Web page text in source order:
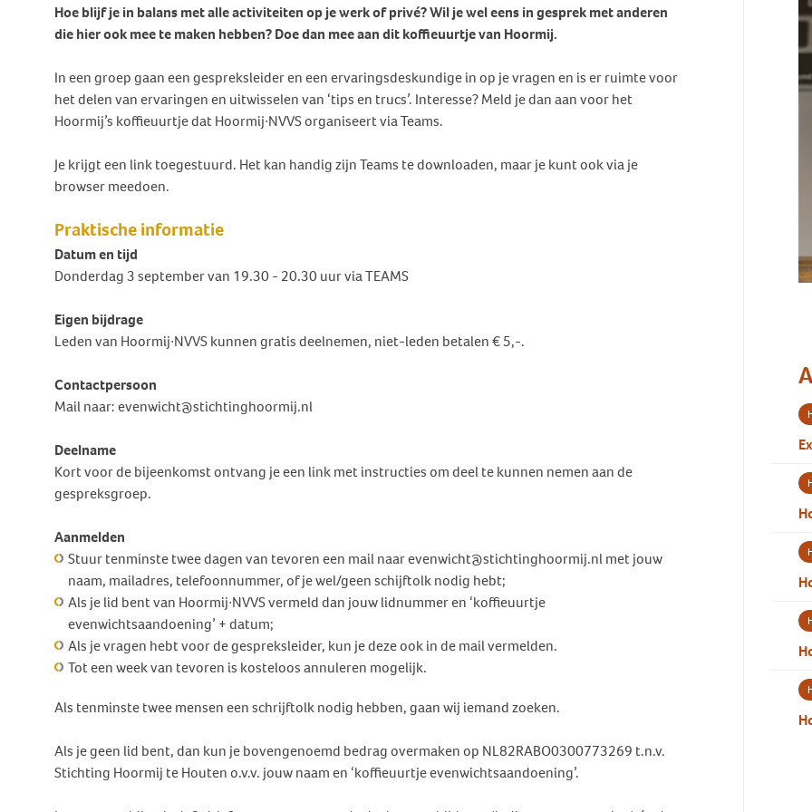
Botverankerd hoorsysteem
Vraagbaak
World Hearing Day
Behandeling Duizeligheid en
Evenwicht
en Evenwicht
Evenwichtsproblemen bij
Wat doen wij voor jou?
Vrijwilligers
Vacatures
Adverteren
Hoe blijf je in balans met alle activiteiten op je werk of privé? Wil je wel eens in gesprek met anderen
die hier ook mee te maken hebben? Doe dan mee aan dit koffieuurtje van Hoormij.
In een groep gaan een gespreksleider en een ervaringsdeskundige in op je vragen en is er ruimte voor
het delen van ervaringen en uitwisselen van ‘tips en trucs’. Interesse? Meld je dan aan voor het
Hoormij’s koffieuurtje dat Hoormij∙NVVS organiseert via Teams.
Je krijgt een link toegestuurd. Het kan handig zijn Teams te downloaden, maar je kunt ook via je
browser meedoen.
Praktische informatie
Datum en tijd
Donderdag 3 september van 19.30 - 20.30 uur via TEAMS
Eigen bijdrage
Leden van Hoormij∙NVVS kunnen gratis deelnemen, niet-leden betalen € 5,-.
Contactpersoon
Mail naar: evenwicht@stichtinghoormij.nl
Deelname
Kort voor de bijeenkomst ontvang je een link met instructies om deel te kunnen nemen aan de
gespreksgroep.
Aanmelden
Stuur tenminste twee dagen van tevoren een mail naar evenwicht@stichtinghoormij.nl met jouw
naam, mailadres, telefoonnummer, of je wel/geen schijftolk nodig hebt;
Als je lid bent van Hoormij∙NVVS vermeld dan jouw lidnummer en ‘koffieuurtje
evenwichtsaandoening’ + datum;
Als je vragen hebt voor de gespreksleider, kun je deze ook in de mail vermelden.
Tot een week van tevoren is kosteloos annuleren mogelijk.
Als tenminste twee mensen een schrijftolk nodig hebben, gaan wij iemand zoeken.
Als je geen lid bent, dan kun je bovengenoemd bedrag overmaken op NL82RABO0300773269 t.n.v.
Stichting Hoormij te Houten o.v.v. jouw naam en ‘koffieuurtje evenwichtsaandoening’.